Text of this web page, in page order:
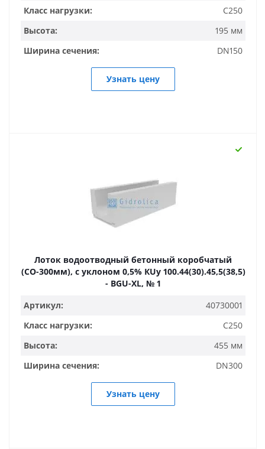
Класс нагрузки:
C250
Высота:
195 мм
Ширина сечения:
DN150
Узнать цену
Лоток водоотводный бетонный коробчатый
(СО-300мм), с уклоном 0,5% КUу 100.44(30).45,5(38,5)
- BGU-XL, № 1
Артикул:
40730001
Класс нагрузки:
C250
Высота:
455 мм
Ширина сечения:
DN300
Узнать цену